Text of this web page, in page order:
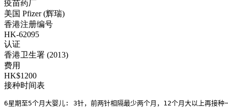
疫苗药厂
美国 Pfizer (辉瑞)
香港注册编号
HK-62095
认证
香港卫生署 (2013)
费用
HK$1200
接种时间表
6星期至5个月大婴儿: 3针，前两针相隔最少两个月，12个月大以上再接种